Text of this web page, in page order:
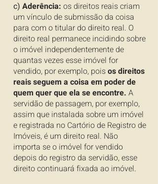
c) Aderência: os direitos reais criam
um vínculo de submissão da coisa
para com o titular do direito real. O
direito real permanece incidindo sobre
o imóvel independentemente de
quantas vezes esse imóvel for
vendido, por exemplo, poisos direitos
reais seguem a coisa em poder de
quem quer que ela se encontre. A
servidão de passagem, por exemplo,
assim que instalada sobre um imóvel
e registrada no Cartório de Registro de
Imóveis, é um direito real. Não
importa se o imóvel for vendido
depois do registro da servidão, esse
direito continuará fixada ao imóvel.